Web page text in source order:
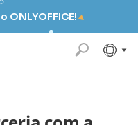
ONLYOFFICE!